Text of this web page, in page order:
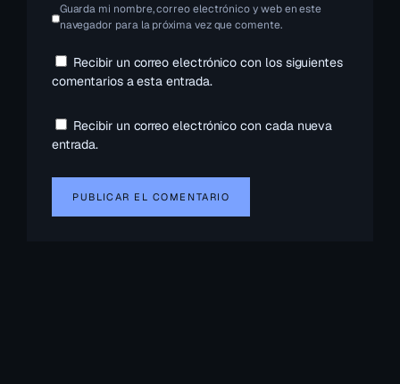
Guarda mi nombre, correo electrónico y web en este
navegador para la próxima vez que comente.
Recibir un correo electrónico con los siguientes
comentarios a esta entrada.
Recibir un correo electrónico con cada nueva
entrada.